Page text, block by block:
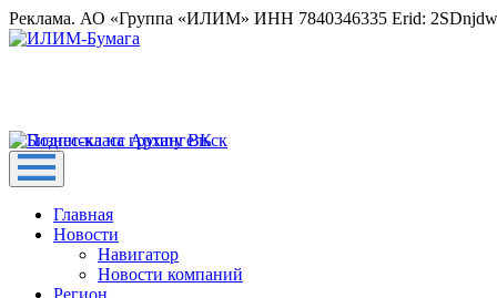
Реклама. АО «Группа «ИЛИМ» ИНН 7840346335 Erid:
Главная
Новости
Навигатор
Новости компаний
Регион